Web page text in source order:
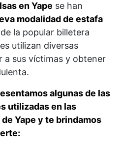
en Yape se han
modalidad de estafa
la popular billetera
utilizan diversas
a sus víctimas y obtener
algunas de las
utilizadas en las
Yape y te brindamos